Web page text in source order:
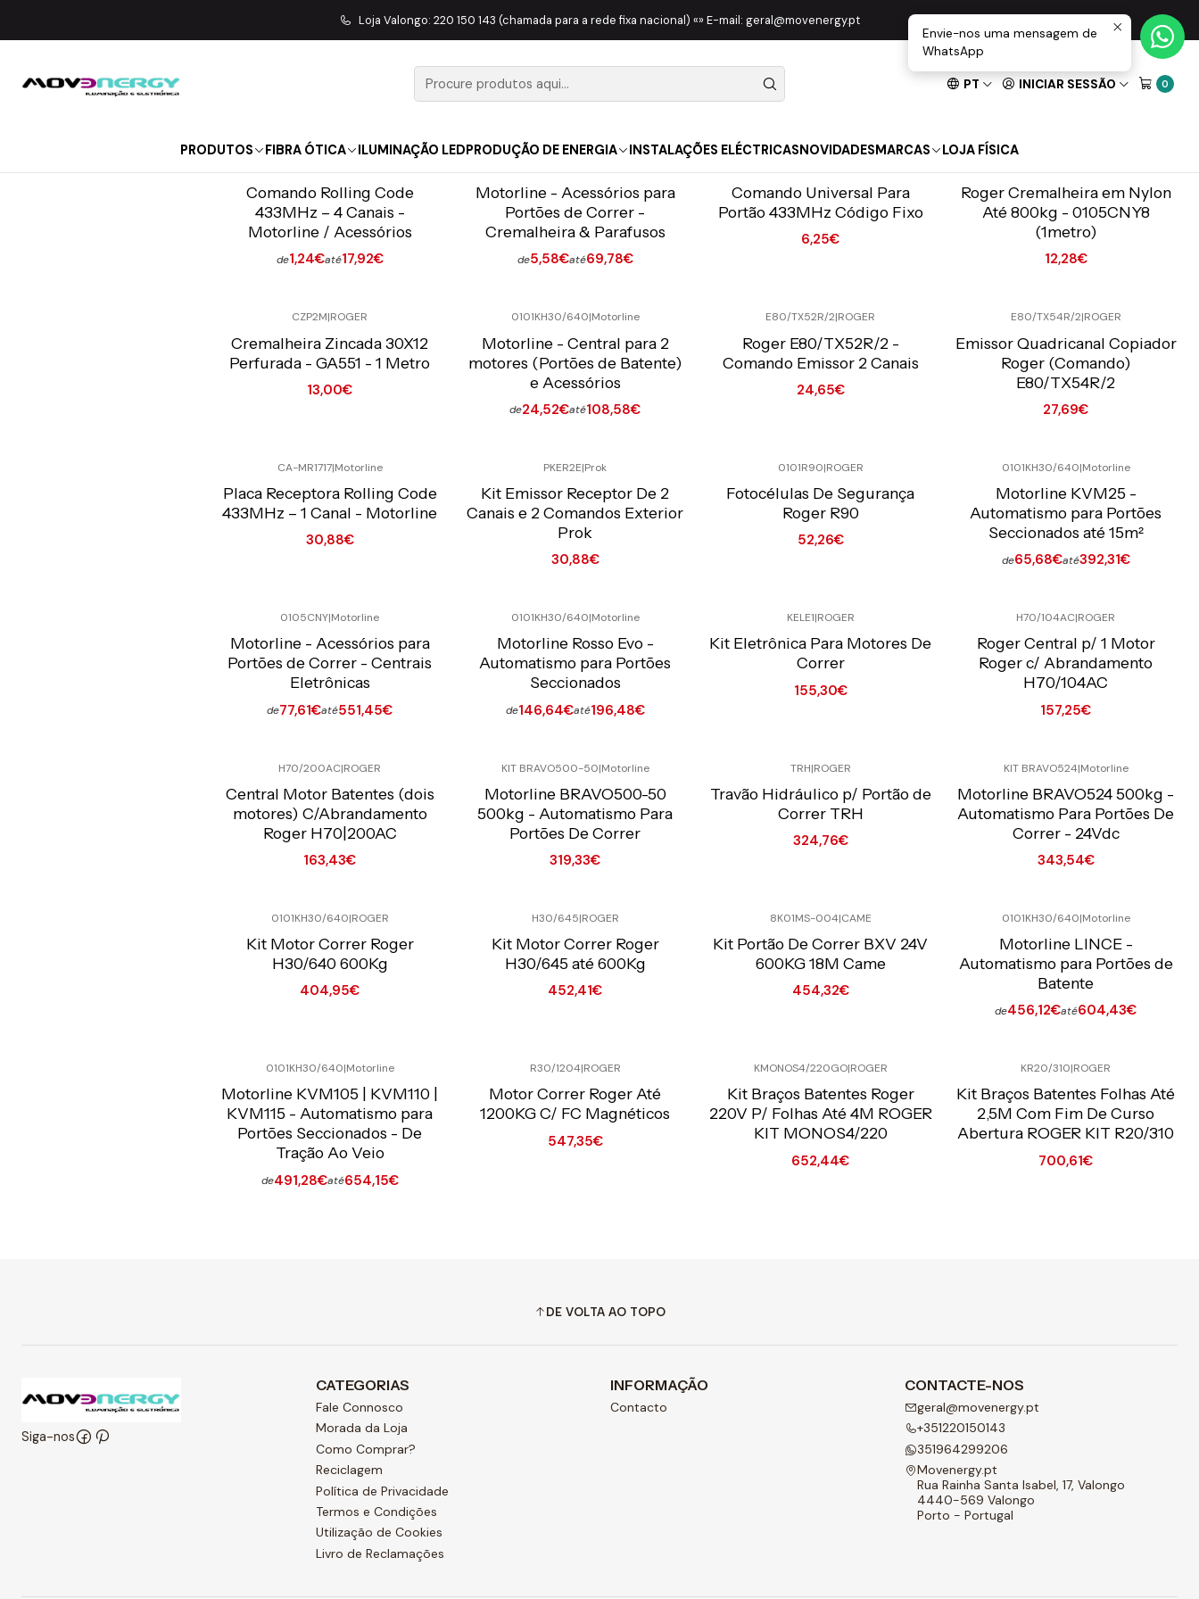
PT INICIAR SESSÃO 0
PRODUTOS FIBRA ÓTICA ILUMINAÇÃO LEDPRODUÇÃO DE ENERGIA INSTALAÇÕES ELÉCTRICASNOVIDADESMARCAS LOJA FÍSICA
Loja Valongo: 220 150 143 (chamada para a rede fixa nacional) «» E-mail: geral@movenergy.pt
Início AUTOMATISMOS
AUTOMATISMOS
Comando Rolling Code
433MHz – 4 Canais -
Motorline / Acessórios
de1,24€até17,92€
Motorline - Acessórios para
Portões de Correr -
Cremalheira & Parafusos
de5,58€até69,78€
Comando Universal Para
Portão 433MHz Código Fixo
6,25€
Quantidade
Roger Cremalheira em Nylon
Até 800kg - 0105CNY8
(1metro)
12,28€
Quantidade
CZP2M|ROGER
Cremalheira Zincada 30X12
Perfurada - GA551 - 1 Metro
13,00€
Quantidade
0101KH30/640|Motorline
Motorline - Central para 2
motores (Portões de Batente)
e Acessórios
de24,52€até108,58€
E80/TX52R/2|ROGER
Roger E80/TX52R/2 -
Comando Emissor 2 Canais
24,65€
Quantidade
E80/TX54R/2|ROGER
Emissor Quadricanal Copiador
Roger (Comando)
E80/TX54R/2
27,69€
Quantidade
CA-MR1717|Motorline
Placa Receptora Rolling Code
433MHz – 1 Canal - Motorline
30,88€
Quantidade
PKER2E|Prok
Kit Emissor Receptor De 2
Canais e 2 Comandos Exterior
Prok
30,88€
Quantidade
0101R90|ROGER
Fotocélulas De Segurança
Roger R90
52,26€
Quantidade
0101KH30/640|Motorline
Motorline KVM25 -
Automatismo para Portões
Seccionados até 15m²
de65,68€até392,31€
0105CNY|Motorline
Motorline - Acessórios para
Portões de Correr - Centrais
Eletrônicas
de77,61€até551,45€
0101KH30/640|Motorline
Motorline Rosso Evo -
Automatismo para Portões
Seccionados
de146,64€até196,48€
KELE1|ROGER
Kit Eletrônica Para Motores De
Correr
155,30€
Quantidade
H70/104AC|ROGER
Roger Central p/ 1 Motor
Roger c/ Abrandamento
H70/104AC
157,25€
Quantidade
H70/200AC|ROGER
Central Motor Batentes (dois
motores) C/Abrandamento
Roger H70|200AC
163,43€
Quantidade
KIT BRAVO500-50|Motorline
Motorline BRAVO500-50
500kg - Automatismo Para
Portões De Correr
319,33€
Quantidade
TRH|ROGER
Travão Hidráulico p/ Portão de
Correr TRH
324,76€
Quantidade
KIT BRAVO524|Motorline
Motorline BRAVO524 500kg -
Automatismo Para Portões De
Correr - 24Vdc
343,54€
Quantidade
0101KH30/640|ROGER
Kit Motor Correr Roger
H30/640 600Kg
404,95€
Quantidade
H30/645|ROGER
Kit Motor Correr Roger
H30/645 até 600Kg
452,41€
Quantidade
8K01MS-004|CAME
Kit Portão De Correr BXV 24V
600KG 18M Came
454,32€
Quantidade
0101KH30/640|Motorline
Motorline LINCE -
Automatismo para Portões de
Batente
de456,12€até604,43€
0101KH30/640|Motorline
Motorline KVM105 | KVM110 |
KVM115 - Automatismo para
Portões Seccionados - De
Tração Ao Veio
de491,28€até654,15€
R30/1204|ROGER
Motor Correr Roger Até
1200KG C/ FC Magnéticos
547,35€
KMONOS4/220GO|ROGER
Kit Braços Batentes Roger
220V P/ Folhas Até 4M ROGER
KIT MONOS4/220
652,44€
KR20/310|ROGER
Kit Braços Batentes Folhas Até
2,5M Com Fim De Curso
Abertura ROGER KIT R20/310
700,61€
DE VOLTA AO TOPO
Siga-nos
CATEGORIAS
Fale Connosco
Morada da Loja
Como Comprar?
Reciclagem
Política de Privacidade
Termos e Condições
Utilização de Cookies
Livro de Reclamações
INFORMAÇÃO
Contacto
CONTACTE-NOS
geral@movenergy.pt
+351220150143
351964299206
Movenergy.pt
Rua Rainha Santa Isabel, 17, Valongo
4440-569 Valongo
Porto - Portugal
Envie-nos uma mensagem de
WhatsApp